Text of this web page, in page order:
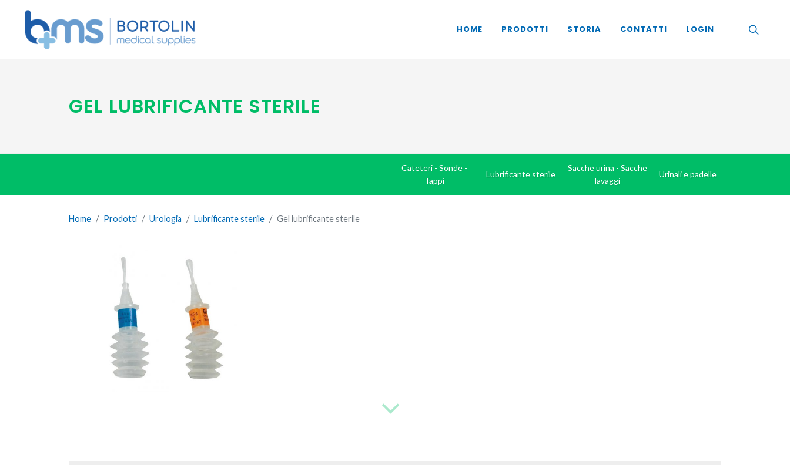
HOME PRODOTTI STORIA CONTATTI LOGIN
GEL LUBRIFICANTE STERILE
Cateteri - Sonde -
Tappi
Lubrificante sterile
Sacche urina - Sacche
lavaggi
Urinali e padelle
Home Prodotti Urologia Lubrificante sterile Gel lubrificante sterile